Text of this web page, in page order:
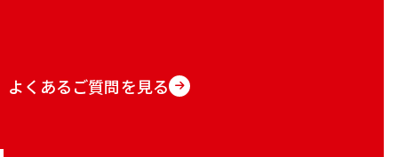
よくあるご質問を見る